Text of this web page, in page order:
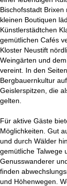
Bischofsstadt
kleinen Boutiquen
Künstlerstädtchen
gemütlichen Cafés
Kloster Neustift
Weingärten und
vereint. In den
Bergbauernkultur
Geislerspitzen, die
gelten.
Für aktive Gäste
Möglichkeiten. Gut
und durch Wälder
gemütliche Talwege
Genusswanderer
finden
und Höhenwegen.